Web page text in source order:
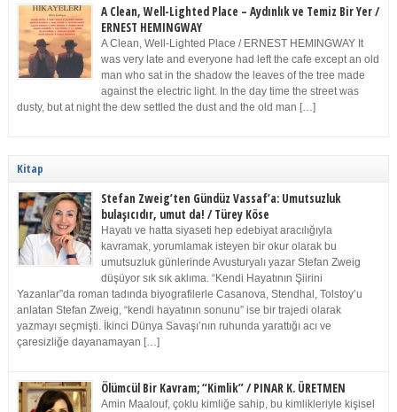
A Clean, Well-Lighted Place – Aydınlık ve Temiz Bir Yer /
ERNEST HEMINGWAY
A Clean, Well-Lighted Place / ERNEST HEMINGWAY It
was very late and everyone had left the cafe except an old
man who sat in the shadow the leaves of the tree made
against the electric light. In the day time the street was
dusty, but at night the dew settled the dust and the old man […]
Kitap
Stefan Zweig’ten Gündüz Vassaf’a: Umutsuzluk
bulaşıcıdır, umut da! / Türey Köse
Hayatı ve hatta siyaseti hep edebiyat aracılığıyla
kavramak, yorumlamak isteyen bir okur olarak bu
umutsuzluk günlerinde Avusturyalı yazar Stefan Zweig
düşüyor sık sık aklıma. “Kendi Hayatının Şiirini
Yazanlar”da roman tadında biyografilerle Casanova, Stendhal, Tolstoy’u
anlatan Stefan Zweig, “kendi hayatının sonunu” ise bir trajedi olarak
yazmayı seçmişti. İkinci Dünya Savaşı’nın ruhunda yarattığı acı ve
çaresizliğe dayanamayan […]
Ölümcül Bir Kavram; “Kimlik” / PINAR K. ÜRETMEN
Amin Maalouf, çoklu kimliğe sahip, bu kimlikleriyle kişisel